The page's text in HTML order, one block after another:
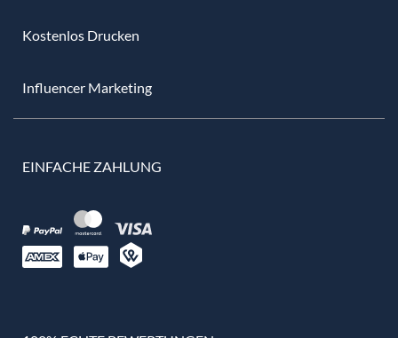
Kostenlos Drucken
Influencer Marketing
EINFACHE ZAHLUNG